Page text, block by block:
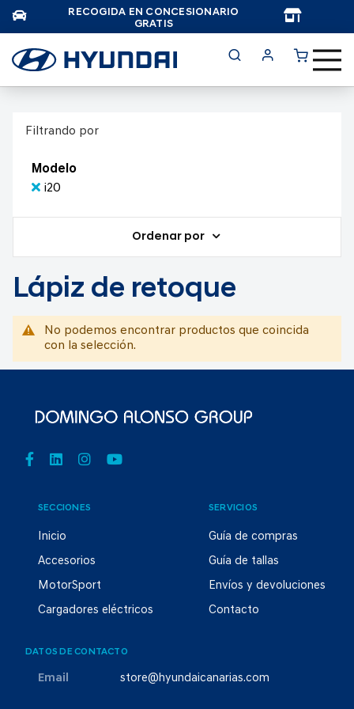
RECOGIDA EN CONCESIONARIO
GRATIS
Filtrando por
Modelo
i20
Ordenar por
Lápiz de retoque
No podemos encontrar productos que coincida
con la selección.
SECCIONES
Inicio
Accesorios
MotorSport
Cargadores eléctricos
SERVICIOS
Guía de compras
Guía de tallas
Envíos y devoluciones
Contacto
DATOS DE CONTACTO
Email store@hyundaicanarias.com